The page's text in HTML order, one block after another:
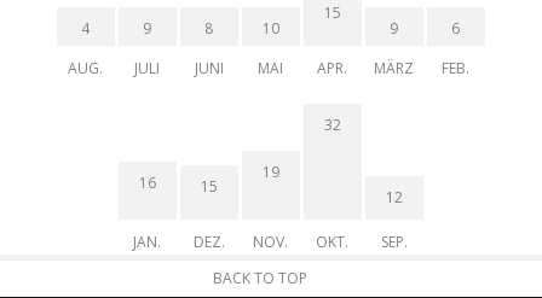
4
AUG.
9
JULI
8
JUNI
10
MAI
15
APR.
9
MÄRZ
6
FEB.
16
JAN.
15
DEZ.
19
NOV.
32
OKT.
12
SEP.
BACK TO TOP